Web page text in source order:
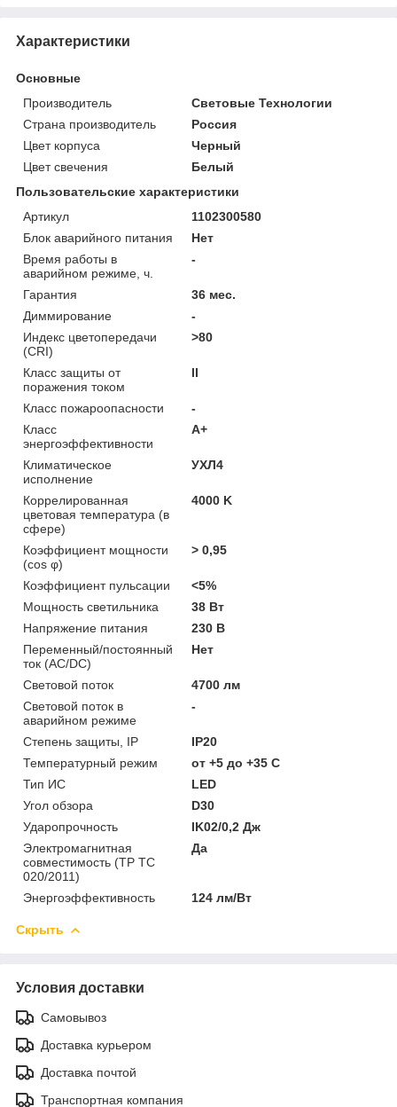
Характеристики
Основные
Производитель
Световые Технологии
Страна производитель
Россия
Цвет корпуса
Черный
Цвет свечения
Белый
Пользовательские характеристики
Артикул
1102300580
Блок аварийного питания
Нет
Время работы в
аварийном режиме, ч.
-
Гарантия
36 мес.
Диммирование
-
Индекс цветопередачи
(CRI)
>80
Класс защиты от
поражения током
II
Класс пожароопасности
-
Класс
энергоэффективности
A+
Климатическое
исполнение
УХЛ4
Коррелированная
цветовая температура (в
сфере)
4000 K
Коэффициент мощности
(cos φ)
> 0,95
Коэффициент пульсации
<5%
Мощность светильника
38 Вт
Напряжение питания
230 В
Переменный/постоянный
ток (AC/DC)
Нет
Световой поток
4700 лм
Световой поток в
аварийном режиме
-
Степень защиты, IP
IP20
Температурный режим
от +5 до +35 C
Тип ИС
LED
Угол обзора
D30
Ударопрочность
IK02/0,2 Дж
Электромагнитная
совместимость (ТР ТС
020/2011)
Да
Энергоэффективность 124 лм/Вт
Скрыть
Условия доставки
Самовывоз
Доставка курьером
Доставка почтой
Транспортная компания